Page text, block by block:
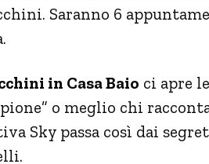
Saranno 6
in Casa Baio ci apre
o meglio chi
Sky passa così dai